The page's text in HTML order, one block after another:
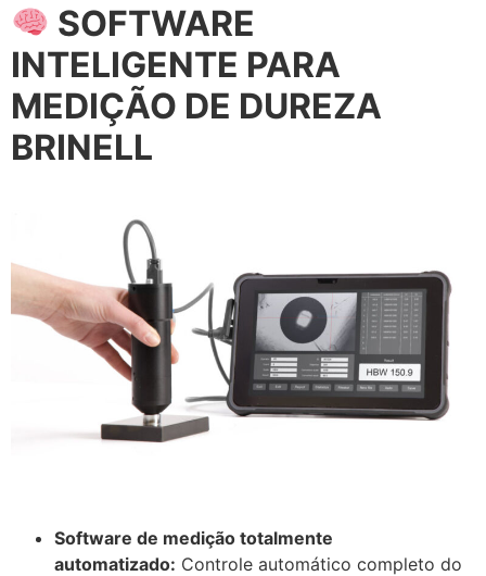
SOFTWARE
INTELIGENTE PARA
MEDIÇÃO DE DUREZA
BRINELL
Software de medição totalmente
automatizado: Controle automático completo do